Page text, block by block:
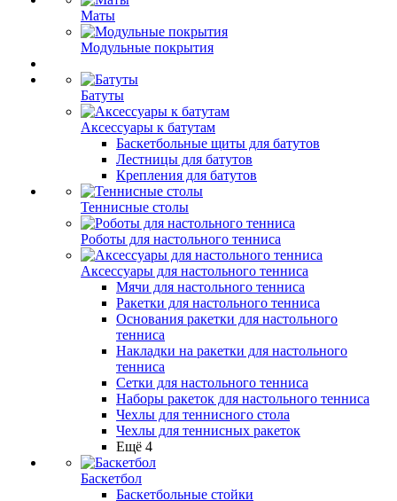
Маты
Модульные покрытия
Батуты
Аксессуары к батутам
Баскетбольные щиты для батутов
Лестницы для батутов
Крепления для батутов
Теннисные столы
Роботы для настольного тенниса
Аксессуары для настольного тенниса
Мячи для настольного тенниса
Ракетки для настольного тенниса
Основания ракетки для настольного
тенниса
Накладки на ракетки для настольного
тенниса
Сетки для настольного тенниса
Наборы ракеток для настольного тенниса
Чехлы для теннисного стола
Чехлы для теннисных ракеток
Ещё 4
Баскетбол
Баскетбольные стойки